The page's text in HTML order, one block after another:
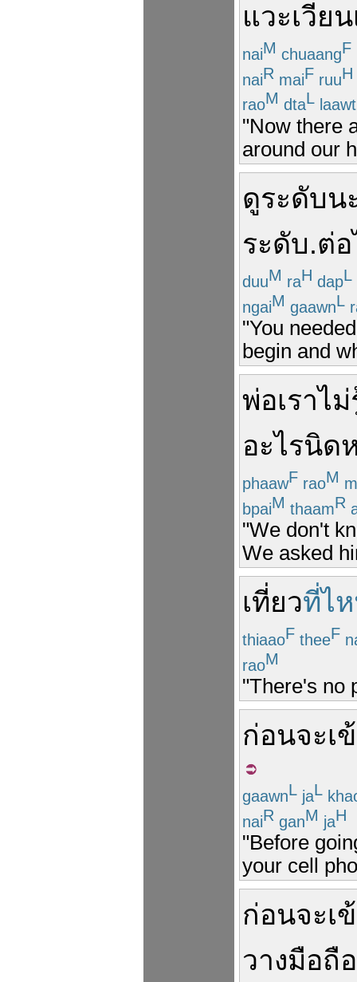
แวะเวียน
naiM chuaangF
naiR maiF ruuH
raoM dtaL laawt
"Now there
around our
ดูระดับน
ระดับ.ต่
duuM raH dapL
ngaiM gaawnL
"You
begin and
พ่อเราไม่
อะไรนิด
phaawF raoM
bpaiM thaamR
"We don't
We asked
เที่ยวที่ไ
thiaaoF theeF
raoM
"There's no
ก่อนจะเ
gaawnL jaL
naiR ganM jaH
"Before
your cell
ก่อนจะเ
วางมือถือ